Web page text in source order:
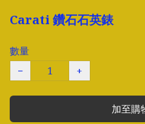
Carati 鑽石石英錶
數量
−
+
加至購